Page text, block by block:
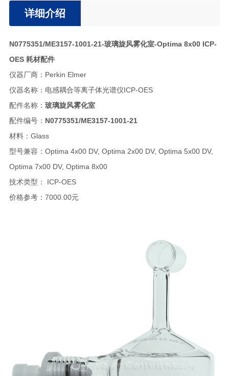
详细介绍
N0775351/ME3157-1001-21-玻璃旋风雾化室-Optima 8x00 ICP-
OES 耗材配件
仪器厂商：Perkin Elmer
仪器名称：电感耦合等离子体光谱仪ICP-OES
配件名称： 玻璃旋风雾化室
配件编号： N0775351/ME3157-1001-21
材料：Glass
型号兼容：Optima 4x00 DV, Optima 2x00 DV, Optima 5x00 DV,
Optima 7x00 DV, Optima 8x00
技术类型： ICP-OES
价格参考：7000.00元